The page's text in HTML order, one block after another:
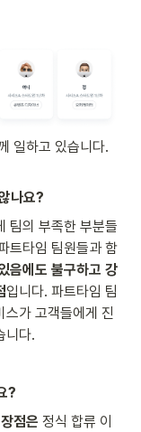
일하고 있습니다.
나요?
팀의 부족한 부분들
트타임 팀원들과 함
음에도 불구하고 강
입니다. 파트타임 팀
가 고객들에게 진
니다.
?
점은 정식 합류 이